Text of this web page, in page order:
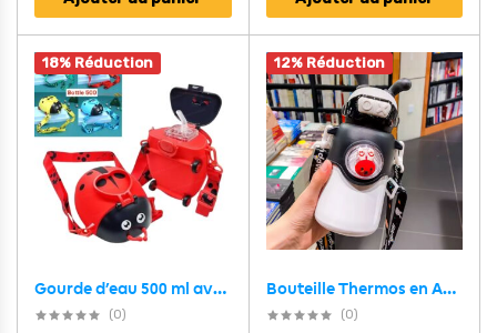
18% Réduction
Gourde d’eau 500 ml avec Paille et Motif Cartoon pour Enfants
(0)
12% Réduction
Bouteille Thermos en Acier Inoxydable 500 ml avec Paille, Motif Lapin pour Enfants
(0)